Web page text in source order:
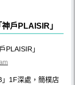
戶PLAISIR」
1F深處，簡樸店